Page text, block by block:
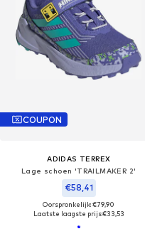
COUPON
ADIDAS TERREX
Lage schoen 'TRAILMAKER 2'
€58,41
Oorspronkelijk: €79,90
Laatste laagste prijs:€33,53